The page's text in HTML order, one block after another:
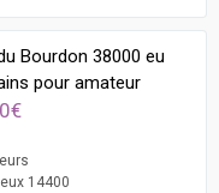
Bourdon 38000 eu
pour amateur
14400